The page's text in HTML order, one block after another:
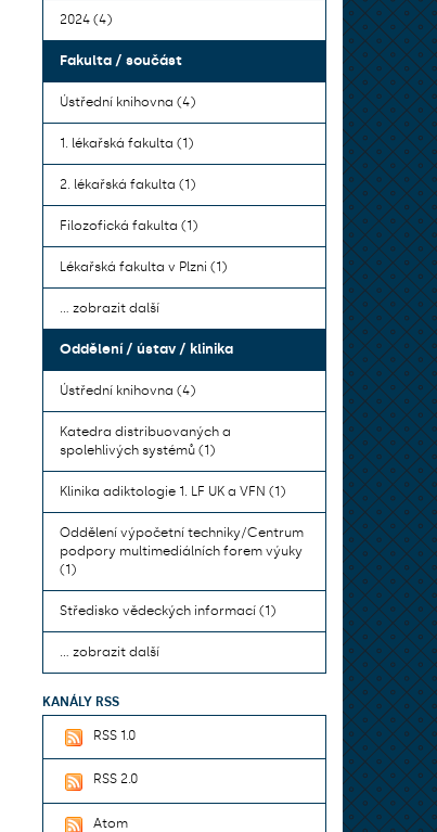
2024 (4)
Fakulta / součást
Ústřední knihovna (4)
1. lékařská fakulta (1)
2. lékařská fakulta (1)
Filozofická fakulta (1)
Lékařská fakulta v Plzni (1)
... zobrazit další
Oddělení / ústav / klinika
Ústřední knihovna (4)
Katedra distribuovaných a
spolehlivých systémů (1)
Klinika adiktologie 1. LF UK a VFN (1)
Oddělení výpočetní techniky/Centrum
podpory multimediálních forem výuky
(1)
Středisko vědeckých informací (1)
... zobrazit další
KANÁLY RSS
RSS 1.0
RSS 2.0
Atom